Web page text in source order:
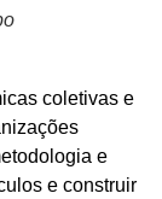
coletivas e
e
e construir